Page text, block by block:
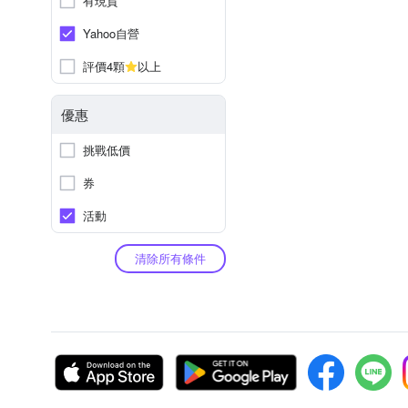
Yahoo自營
評價4顆
以上
優惠
挑戰低價
券
活動
清除所有條件